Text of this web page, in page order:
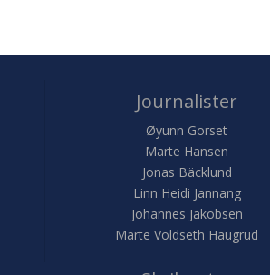
Journalister
Øyunn Gorset
Marte Hansen
Jonas Bäcklund
Linn Heidi Jannang
Johannes Jakobsen
Marte Voldseth Haugrud